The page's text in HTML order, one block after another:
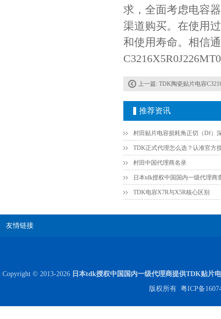
求，全面考虑电容
渠道购买。在使用
和使用寿命。相信
上一篇: TDK陶瓷贴片电容
推荐资讯
村田中国代理商名录
日本tdk授权中国国内一级代理商
TDK电容X7R与X5R核心区别
友情链接
Copyright © 2013-2026 日本tdk授权中国国内一级代理商提供TDK贴片
版权所有 粤ICP备